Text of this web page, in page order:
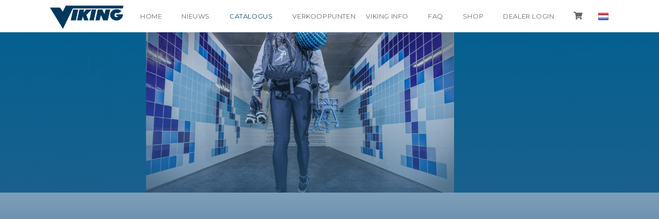
HOME NIEUWS CATALOGUS VERKOOPPUNTEN VIKING INFO FAQ SHOP DEALER LOGIN